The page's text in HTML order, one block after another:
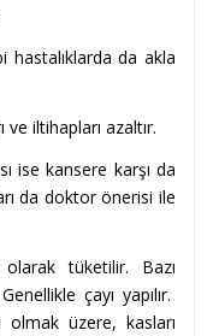
hastalıklarda da akla
iltihapları azaltır.
ise kansere karşı da
da doktor önerisi ile
tüketilir. Bazı
çayı yapılır.
üzere, kasları